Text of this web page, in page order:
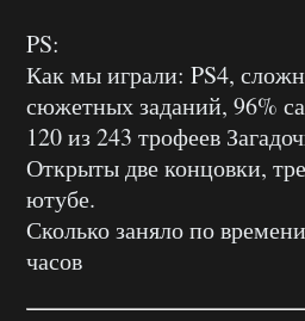
PS:
Как мы играли: PS4,
сюжетных заданий, 96%
120 из 243 трофеев
Открыты две концовки,
ютубе.
Сколько заняло по
часов